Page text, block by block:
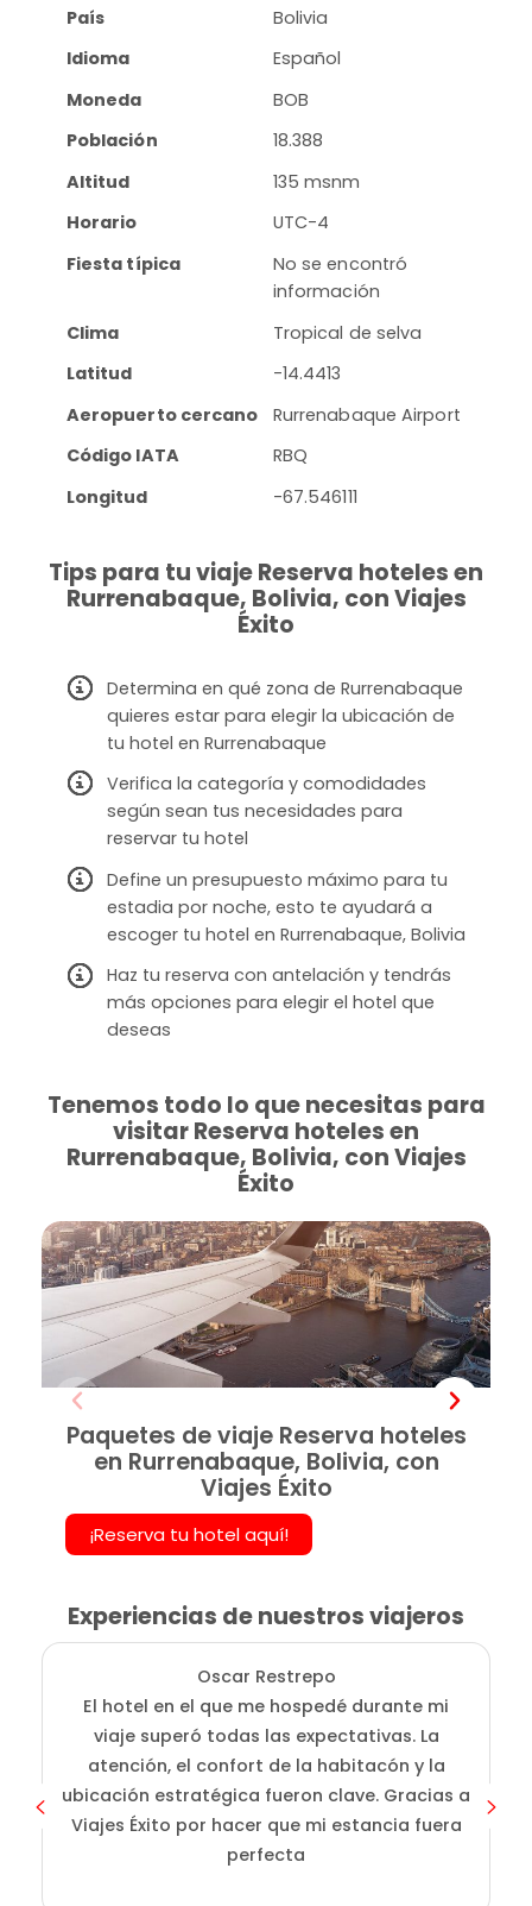
País
Bolivia
Idioma
Español
Moneda
BOB
Población
18.388
Altitud
135 msnm
Horario
UTC-4
Fiesta típica
No se encontró
información
Clima
Tropical de selva
Latitud
-14.4413
Aeropuerto cercano
Rurrenabaque Airport
Código IATA
RBQ
Longitud
-67.546111
Tips para tu viaje Reserva hoteles en
Rurrenabaque, Bolivia, con Viajes
Éxito
Determina en qué zona de Rurrenabaque
quieres estar para elegir la ubicación de
tu hotel en Rurrenabaque
Verifica la categoría y comodidades
según sean tus necesidades para
reservar tu hotel
Define un presupuesto máximo para tu
estadia por noche, esto te ayudará a
escoger tu hotel en Rurrenabaque, Bolivia
Haz tu reserva con antelación y tendrás
más opciones para elegir el hotel que
deseas
Tenemos todo lo que necesitas para
visitar Reserva hoteles en
Rurrenabaque, Bolivia, con Viajes
Éxito
Paquetes de viaje Reserva hoteles
en Rurrenabaque, Bolivia, con
Viajes Éxito
¡Reserva tu hotel aquí!
Experiencias de nuestros viajeros
Oscar Restrepo
El hotel en el que me hospedé durante mi
viaje superó todas las expectativas. La
atención, el confort de la habitacón y la
ubicación estratégica fueron clave. Gracias a
Viajes Éxito por hacer que mi estancia fuera
perfecta